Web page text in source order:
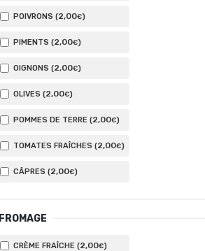
POIVRONS (2,00€)
PIMENTS (2,00€)
OIGNONS (2,00€)
OLIVES (2,00€)
POMMES DE TERRE (2,00€)
TOMATES FRAÎCHES (2,00€)
CÂPRES (2,00€)
FROMAGE
CRÈME FRAÎCHE (2,00€)